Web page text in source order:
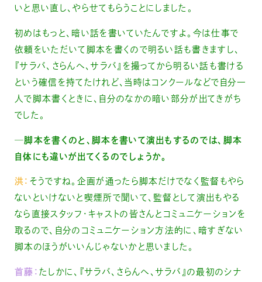
いと思い直し、やらせてもらうことにしました。
初めはもっと、暗い話を書いていたんですよ。今は仕事で
依頼をいただいて脚本を書くので明るい話も書きますし、
『サラバ、さらんへ、サラバ』を撮ってから明るい話も書ける
という確信を持てたけれど、当時はコンクールなどで自分一
人で脚本書くときに、自分のなかの暗い部分が出てきがち
でした。
─脚本を書くのと、脚本を書いて演出もするのでは、脚本
自体にも違いが出てくるのでしょうか。
洪： そうですね。企画が通ったら脚本だけでなく監督もやら
ないといけないと喫煙所で聞いて、監督として演出もやる
なら直接スタッフ・キャストの皆さんとコミュニケーションを
取るので、自分のコミュニケーション方法的に、暗すぎない
脚本のほうがいいんじゃないかと思いました。
首藤：たしかに、『サラバ、さらんへ、サラバ』の最初のシナ